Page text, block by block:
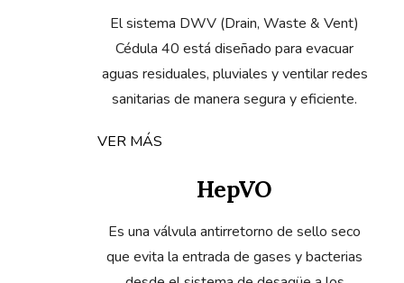
El sistema DWV (Drain, Waste & Vent)
Cédula 40 está diseñado para evacuar
aguas residuales, pluviales y ventilar redes
sanitarias de manera segura y eficiente.
VER MÁS
HepVO
Es una válvula antirretorno de sello seco
que evita la entrada de gases y bacterias